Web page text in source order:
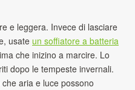
e leggera. Invece di lasciare
usate un soffiatore a batteria
che inizino a marcire. Lo
dopo le tempeste invernali.
aria e luce possono